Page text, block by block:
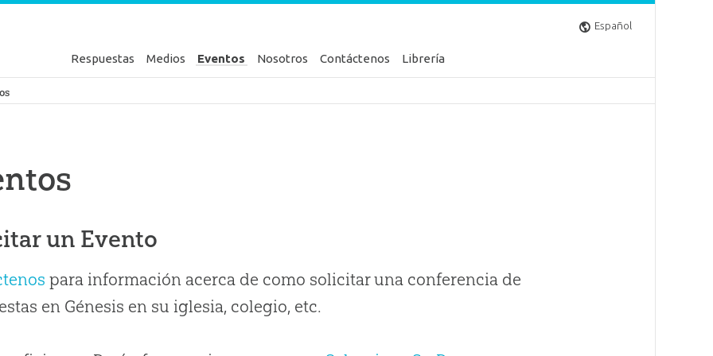
Español
Respuestas Medios Eventos Nosotros Contáctenos Librería
Génesis
un Evento
para información acerca de como solicitar una conferencia de
en Génesis en su iglesia, colegio, etc.